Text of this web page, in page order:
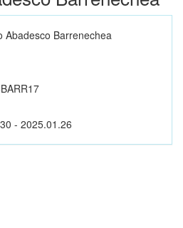
Abadesco Barrenechea
- 2025.01.26